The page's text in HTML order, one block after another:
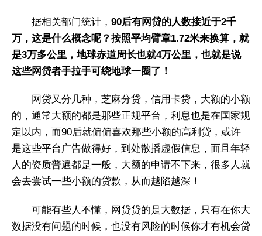
据相关部门统计， 90后有网贷的人数接近于2千
万，这是什么概念呢？按照平均臂章1.72米来换算，就
是3万多公里，地球赤道周长也就4万公里，也就是说
这些网贷者手拉手可绕地球一圈了！
网贷又分几种，芝麻分贷，信用卡贷，大额的小额
的，通常大额的都是那些正规平台，利息也是在国家规
定以内，而90后就偏偏喜欢那些小额的高利贷，或许
是这些平台广告做得好，到处散播虚假信息，而且年轻
人的资质普遍都是一般，大额的申请不下来，很多人就
会去尝试一些小额的贷款，从而越陷越深！
可能有些人不懂，网贷贷的是大数据，只有在你大
数据没有问题的时候，也没有风险的时候你才有机会贷